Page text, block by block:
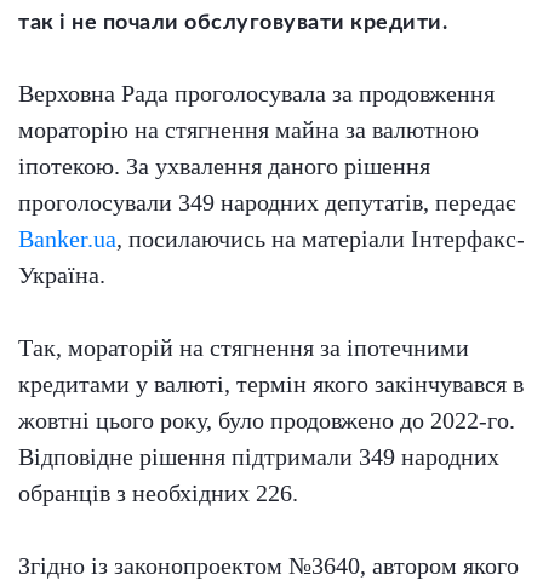
так і не почали обслуговувати кредити.
Верховна Рада проголосувала за продовження
мораторію на стягнення майна за валютною
іпотекою. За ухвалення даного рішення
проголосували 349 народних депутатів, передає
Banker.ua, посилаючись на матеріали Інтерфакс-
Україна.
Так, мораторій на стягнення за іпотечними
кредитами у валюті, термін якого закінчувався в
жовтні цього року, було продовжено до 2022-го.
Відповідне рішення підтримали 349 народних
обранців з необхідних 226.
Згідно із законопроектом №3640, автором якого